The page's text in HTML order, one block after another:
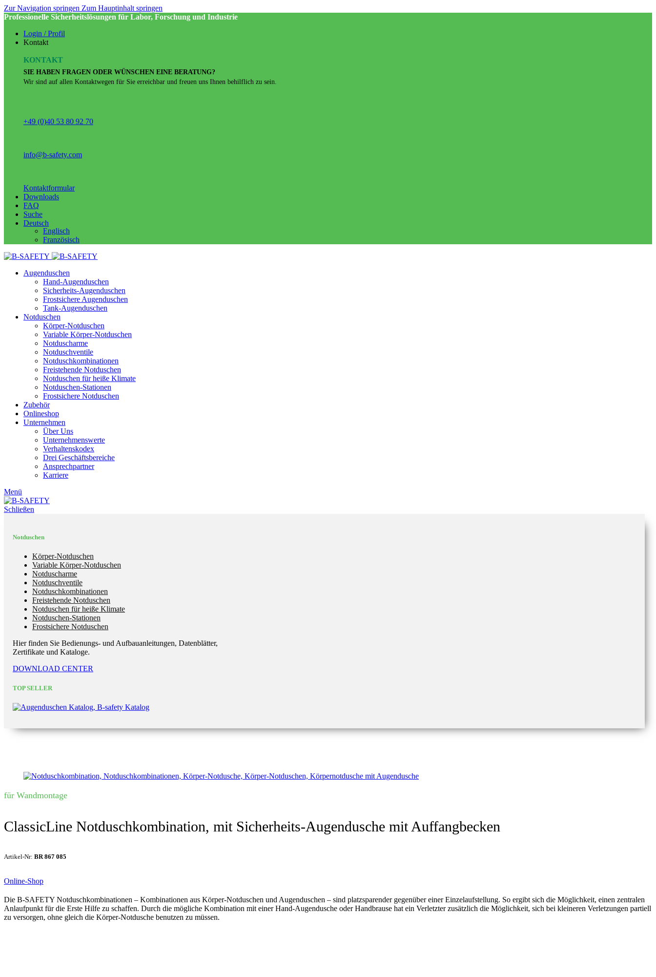
Zur Navigation springen Zum Hauptinhalt springen
Professionelle Sicherheitslösungen für Labor, Forschung und Industrie
Login / Profil
Kontakt
KONTAKT
SIE HABEN FRAGEN ODER WÜNSCHEN EINE BERATUNG?
Wir sind auf allen Kontaktwegen für Sie erreichbar und freuen uns Ihnen behilflich zu sein.
+49 (0)40 53 80 92 70
info@b-safety.com
Kontaktformular
Downloads
FAQ
Suche
Deutsch
Englisch
Französisch
Augenduschen
Hand-Augenduschen
Sicherheits-Augenduschen
Frostsichere Augenduschen
Tank-Augenduschen
Notduschen
Körper-Notduschen
Variable Körper-Notduschen
Notduscharme
Notduschventile
Notduschkombinationen
Freistehende Notduschen
Notduschen für heiße Klimate
Notduschen-Stationen
Frostsichere Notduschen
Zubehör
Onlineshop
Unternehmen
Über Uns
Unternehmenswerte
Verhaltenskodex
Drei Geschäftsbereiche
Ansprechpartner
Karriere
Menü
Schließen
Notduschen
Körper-Notduschen
Variable Körper-Notduschen
Notduscharme
Notduschventile
Notduschkombinationen
Freistehende Notduschen
Notduschen für heiße Klimate
Notduschen-Stationen
Frostsichere Notduschen
Hier finden Sie Bedienungs- und Aufbauanleitungen, Datenblätter,
Zertifikate und Kataloge.
DOWNLOAD CENTER
TOP SELLER
für Wandmontage
ClassicLine Notduschkombination, mit Sicherheits-Augendusche mit Auffangbecken
Artikel-Nr: BR 867 085
Online-Shop
Die B-SAFETY Notduschkombinationen – Kombinationen aus Körper-Notduschen und Augenduschen – sind platzsparender gegenüber einer Einzelaufstellung. So ergibt sich die Möglichkeit, einen zentralen
Anlaufpunkt für die Erste Hilfe zu schaffen. Durch die mögliche Kombination mit einer Hand-Augendusche oder Handbrause hat ein Verletzter zusätzlich die Möglichkeit, sich bei kleineren Verletzungen partiell
zu versorgen, ohne gleich die Körper-Notdusche benutzen zu müssen.